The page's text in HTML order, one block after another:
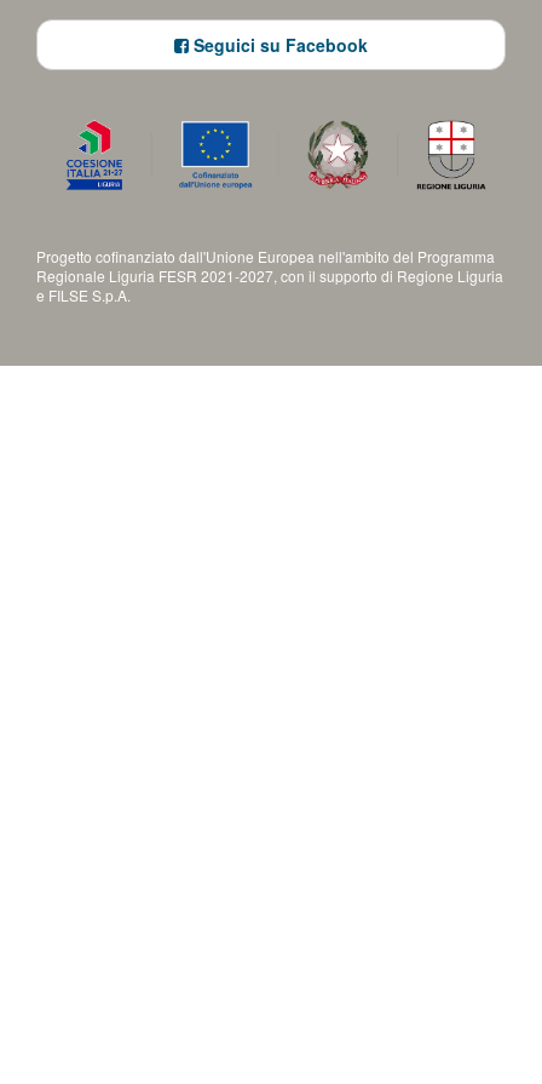
Seguici su Facebook
Progetto cofinanziato dall'Unione Europea nell'ambito del Programma
Regionale Liguria FESR 2021-2027, con il supporto di Regione Liguria
e FILSE S.p.A.